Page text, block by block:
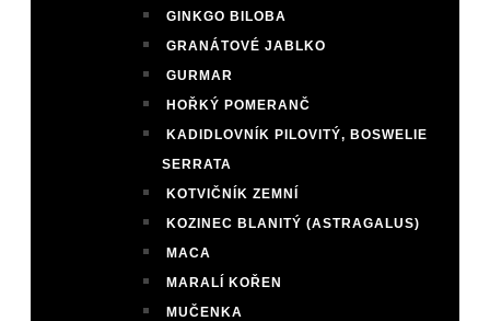
GINKGO BILOBA
GRANÁTOVÉ JABLKO
GURMAR
HOŘKÝ POMERANČ
KADIDLOVNÍK PILOVITÝ, BOSWELIE
SERRATA
KOTVIČNÍK ZEMNÍ
KOZINEC BLANITÝ (ASTRAGALUS)
MACA
MARALÍ KOŘEN
MUČENKA